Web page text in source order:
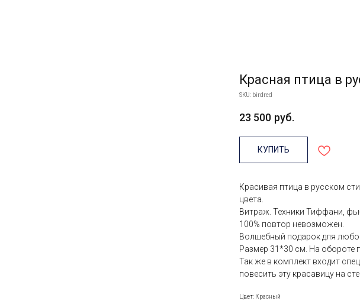
Красная птица в
SKU: birdred
23 500 руб.
КУПИТЬ
Красивая птица в русском
цвета.
Витраж. Техники Тиффани,
100% повтор невозможен.
Волшебный подарок для
Размер 31*30 см. На обороте
Так же в комплект входит
повесить эту красавицу на
Цвет: Красный